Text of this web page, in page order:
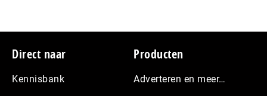
Footer
Direct naar
Kennisbank
Producten
Adverteren en meer…